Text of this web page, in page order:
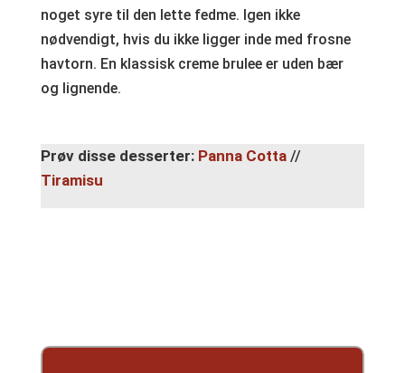
noget syre til den lette fedme. Igen ikke
nødvendigt, hvis du ikke ligger inde med frosne
havtorn. En klassisk creme brulee er uden bær
og lignende.
Prøv disse desserter: Panna Cotta//
Tiramisu